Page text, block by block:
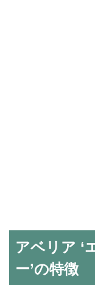
アベリア ‘
ー’の特徴